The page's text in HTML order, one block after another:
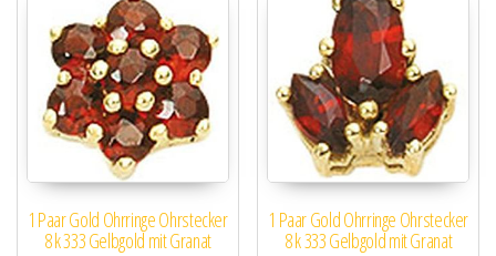
1 Paar Gold Ohrringe Ohrstecker
8 k 333 Gelbgold mit Granat
1 Paar Gold Ohrringe Ohrstecker
8 k 333 Gelbgold mit Granat